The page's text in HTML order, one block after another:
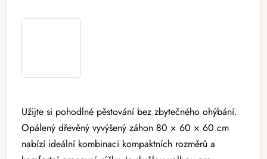
Užijte si pohodlné pěstování bez zbytečného ohýbání.
Opálený dřevěný vyvýšený záhon 80 × 60 × 60 cm
nabízí ideální kombinaci kompaktních rozměrů a